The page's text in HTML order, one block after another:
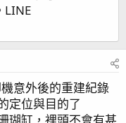
LINE
意外後的重建紀錄
定位與目的了